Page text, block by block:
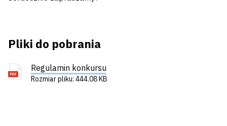
Pliki do pobrania
Regulamin konkursu
Rozmiar pliku: 444.08 KB